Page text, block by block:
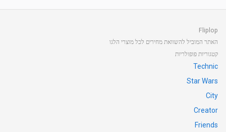
Fliplop
האתר המוביל להשוואת מחירים לכל מוצרי הלגו
קטגוריות פופולריות
Technic
Star Wars
City
Creator
Friends